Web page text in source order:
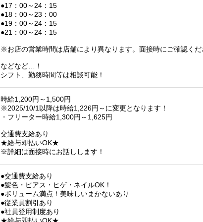
●17：00～24：15
●18：00～23：00
●19：00～24：15
●21：00～24：15
※お店の営業時間は店舗により異なります。面接時にご確認くだ
などなど…！
シフト、勤務時間等は相談可能！
時給1,200円～1,500円
※2025/10/1以降は時給1,226円～に変更となります！
・フリーター時給1,300円～1,625円
交通費支給あり
★給与即払いOK★
※詳細は面接時にお話しします！
●交通費支給あり
●髪色・ピアス・ヒゲ・ネイルOK！
●ボリューム満点！美味しいまかないあり
●従業員割引あり
●社員登用制度あり